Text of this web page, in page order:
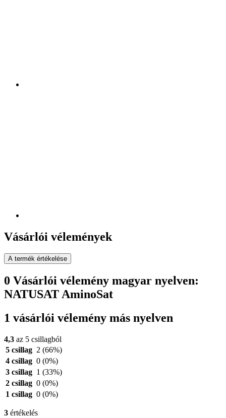
Vásárlói vélemények
A termék értékelése
0 Vásárlói vélemény magyar nyelven:
NATUSAT AminoSat
1 vásárlói vélemény más nyelven
4,3 az 5 csillagból
5 csillag 2 (66%)
4 csillag 0 (0%)
3 csillag 1 (33%)
2 csillag 0 (0%)
1 csillag 0 (0%)
3 értékelés